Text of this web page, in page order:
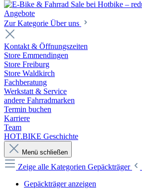
Zur Kategorie Über uns
Kontakt & Öffnungszeiten
Store Emmendingen
Store Freiburg
Store Waldkirch
Fachberatung
Werkstatt & Service
andere Fahrradmarken
Termin buchen
Karriere
Team
HOT.BIKE Geschichte
Menü schließen
Zeige alle Kategorien Gepäckträger
Gepäckträger anzeigen